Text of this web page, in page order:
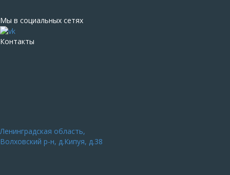
Мы в социальных сетях
Контакты
Ленинградская область,
Волховский р-н, д.Кипуя, д.38